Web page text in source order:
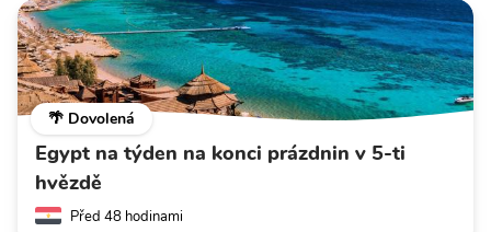
🌴 Dovolená
Egypt na týden na konci prázdnin v 5-ti
hvězdě
Před 48 hodinami